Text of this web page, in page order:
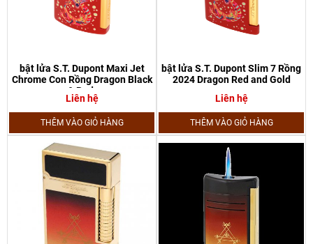
bật lửa S.T. Dupont Maxi Jet
Chrome Con Rồng Dragon Black
& Red.
Liên hệ
THÊM VÀO GIỎ HÀNG
bật lửa S.T. Dupont Slim 7 Rồng
2024 Dragon Red and Gold
Liên hệ
THÊM VÀO GIỎ HÀNG